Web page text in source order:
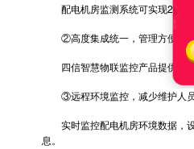
配电机房监测系统可实现24小时
②高度集成统一，管理方便、
四信智慧物联监控产品提供多种
③远程环境监控，减少维护人
实时监控配电机房环境数据，设
息。